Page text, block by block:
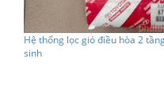
Hệ thống lọc gió điều hòa 2
sinh